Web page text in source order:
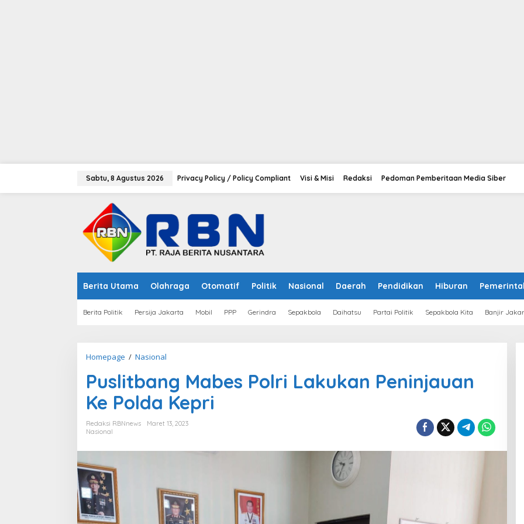
Sabtu, 8 Agustus 2026 Privacy Policy / Policy Compliant Visi & Misi Redaksi Pedoman Pemberitaan Media Siber
Berita Utama Olahraga Otomatif Politik Nasional Daerah Pendidikan Hiburan
Berita Politik Persija Jakarta Mobil PPP Gerindra Sepakbola Daihatsu Partai Politik Sepakbola Kita Banjir
Homepage / Nasional
s
l
b
g
e
s
P
Puslitbang Mabes Polri Lakukan Peninjauan
Ke Polda Kepri
Redaksi RBNnews
Maret 13, 2023
Nasional